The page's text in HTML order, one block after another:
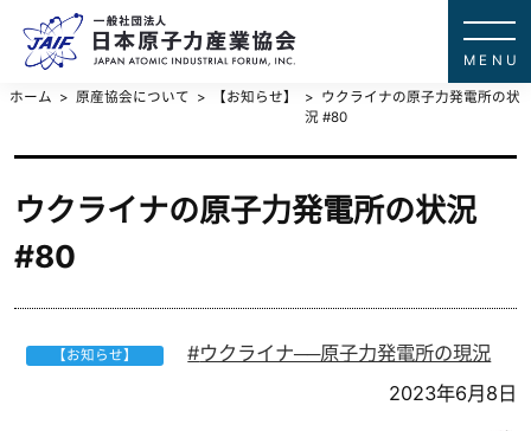
ホーム 原産協会について 【お知らせ】
ウクライナの原子力発電所の状
況 #80
ウクライナの原子力発電所の状況
#80
【お知らせ】
ウクライナ──原子力発電所の現況
2023年6月8日